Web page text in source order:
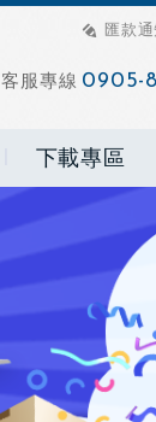
匯款通
客服專線 0905-
下載專區